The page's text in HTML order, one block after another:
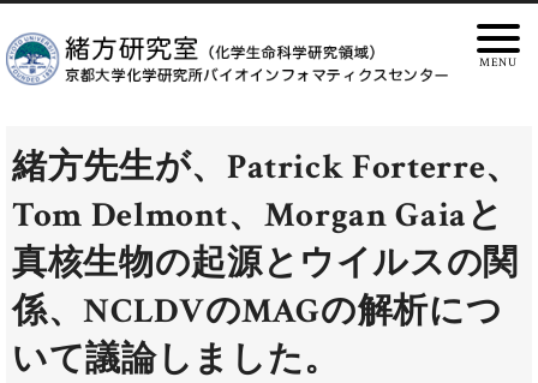
緒方先生が、Patrick Forterre、
Tom Delmont、Morgan Gaiaと
真核生物の起源とウイルスの関
係、NCLDVのMAGの解析につ
いて議論しました。